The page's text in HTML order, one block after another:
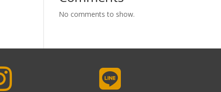
No comments to show.
